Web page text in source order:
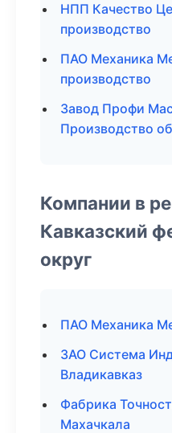
НПП Качество
производство
ПАО Механика
производство
Завод Профи
Производство
Компании в
Кавказский
округ
ПАО Механика
ЗАО Система
Владикавказ
Фабрика
Махачкала